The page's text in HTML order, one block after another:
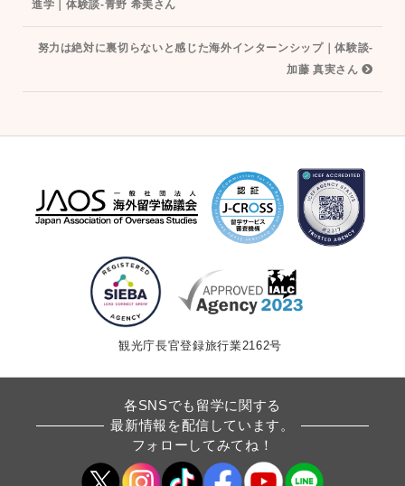
シ
進学｜体験談-青野 希美さん
努力は絶対に裏切らないと感じた海外インターンシップ｜体験談-
加藤 真実さん
観光庁長官登録旅行業2162号
各SNSでも留学に関する
最新情報を配信しています。
フォローしてみてね！